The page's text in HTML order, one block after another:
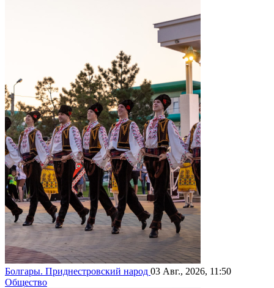
Болгары. Приднестровский народ 03 Авг., 2026, 11:50
Общество